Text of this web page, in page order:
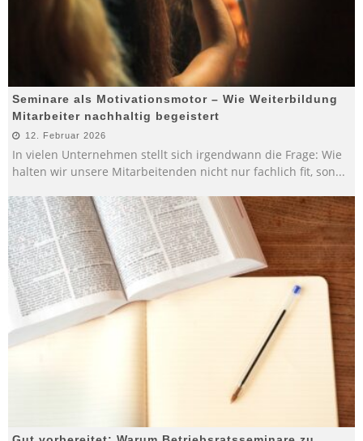
Seminare als Motivationsmotor – Wie Weiterbildung
Mitarbeiter nachhaltig begeistert
12. Februar 2026
In vielen Unternehmen stellt sich irgendwann die Frage: Wie
halten wir unsere Mitarbeitenden nicht nur fachlich fit, son...